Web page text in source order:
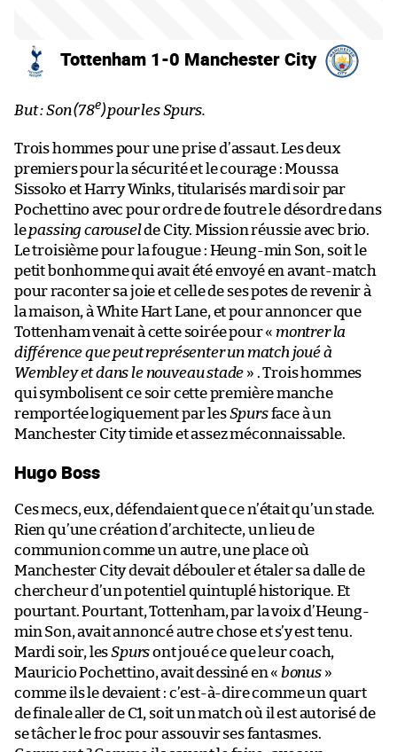
Tottenham 1-0 Manchester City
But : Son (78e) pour les Spurs.
Trois hommes pour une prise d’assaut. Les deux
premiers pour la sécurité et le courage : Moussa
Sissoko et Harry Winks, titularisés mardi soir par
Pochettino avec pour ordre de foutre le désordre dans
lepassing carouselde City. Mission réussie avec brio.
Le troisième pour la fougue : Heung-min Son, soit le
petit bonhomme qui avait été envoyé en avant-match
pour raconter sa joie et celle de ses potes de revenir à
la maison, à White Hart Lane, et pour annoncer que
Tottenham venait à cette soirée pour « montrer la
différence que peut représenter un match joué à
Wembley et dans le nouveau stade » . Trois hommes
qui symbolisent ce soir cette première manche
remportée logiquement par lesSpursface à un
Manchester City timide et assez méconnaissable.
Hugo Boss
Ces mecs, eux, défendaient que ce n’était qu’un stade.
Rien qu’une création d’architecte, un lieu de
communion comme un autre, une place où
Manchester City devait débouler et étaler sa dalle de
chercheur d’un potentiel quintuplé historique. Et
pourtant. Pourtant, Tottenham, par la voix d’Heung-
min Son, avait annoncé autre chose et s’y est tenu.
Mardi soir, lesSpursont joué ce que leur coach,
Mauricio Pochettino, avait dessiné en « bonus»
comme ils le devaient : c’est-à-dire comme un quart
de finale aller de C1, soit un match où il est autorisé de
se tâcher le froc pour assouvir ses fantasmes.